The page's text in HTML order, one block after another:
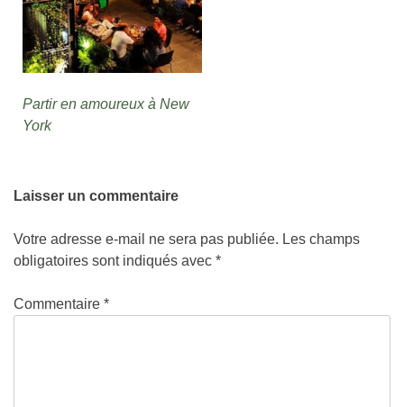
Partir en amoureux à New
York
Laisser un commentaire
Votre adresse e-mail ne sera pas publiée. Les champs
obligatoires sont indiqués avec *
Commentaire *